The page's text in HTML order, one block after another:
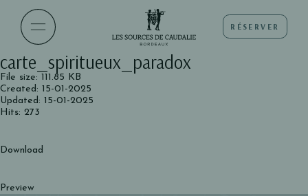
RÉSERVER
carte_spiritueux_paradox
File size: 111.85 KB
Created: 15-01-2025
Updated: 15-01-2025
Hits: 273
Download
Preview